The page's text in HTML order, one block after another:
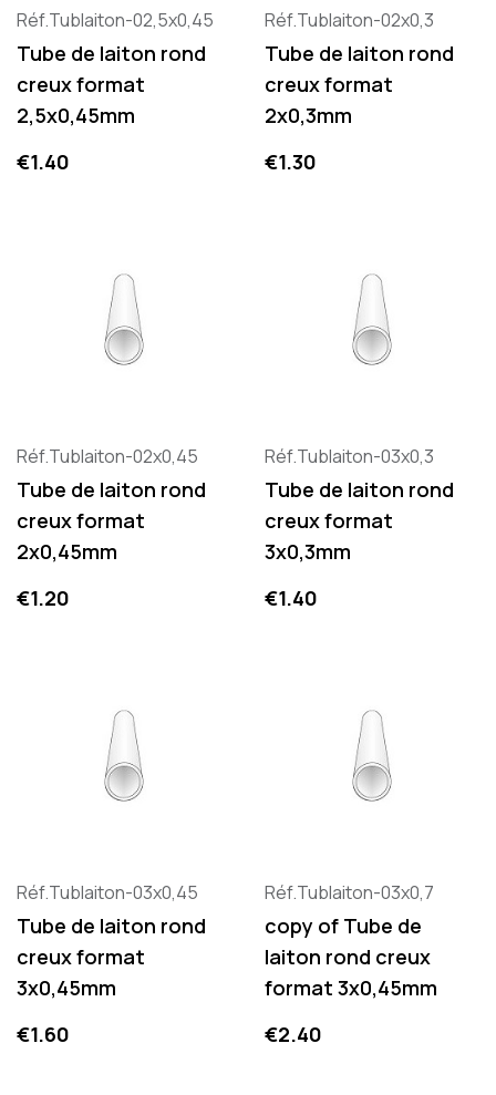
Réf.Tublaiton-02,5x0,45
Tube de laiton rond
creux format
2,5x0,45mm
Price
€1.40
Réf.Tublaiton-02x0,3
Tube de laiton rond
creux format
2x0,3mm
Price
€1.30
Réf.Tublaiton-02x0,45
Tube de laiton rond
creux format
2x0,45mm
Price
€1.20
Réf.Tublaiton-03x0,3
Tube de laiton rond
creux format
3x0,3mm
Price
€1.40
Réf.Tublaiton-03x0,45
Tube de laiton rond
creux format
3x0,45mm
Price
€1.60
Réf.Tublaiton-03x0,7
copy of Tube de
laiton rond creux
format 3x0,45mm
Price
€2.40